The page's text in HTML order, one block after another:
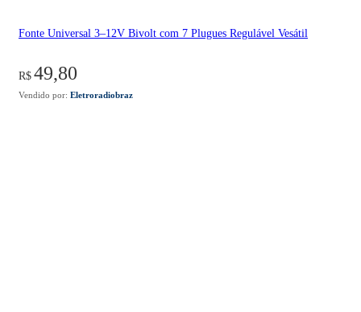
Fonte Universal 3–12V Bivolt com 7 Plugues Regulável Vesátil
R$ 49,80
Vendido por: Eletroradiobraz